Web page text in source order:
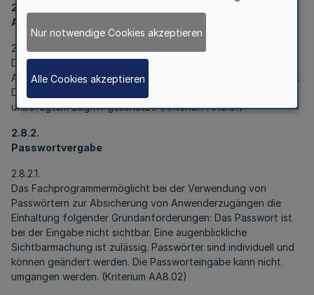
2.8.1.
Anwenderkontrolle
2.8.1.1.
Das Fachprogramm ermöglicht zur Anwenderkontrolle die
Anlage und Verwaltung von Anwenderzugängen im Programm.
Die Funktionen zur Anwenderzugangsverwaltung sind vor
unbefugtem Zugriff geschützt. (Kriterium AA8.01)
2.8.2.
Passwortvergabe
2.8.2.1.
Das Fachprogrammermöglicht bei der Verwendung von
Passwörtern zur Absicherung von Anwenderzugängen die
Einhaltung folgender Grundanforderungen: Das Passwort ist
bei der Eingabe nicht sichtbar. Eine augenblickliche
Sichtbarmachung ist zulässig. Passwörter sind individuell und
können geändert werden. Die Passworteingabe kann nicht
umgangen werden. (Kriterium AA8.02)
Nur notwendige Cookies akzeptieren
Alle Cookies akzeptieren